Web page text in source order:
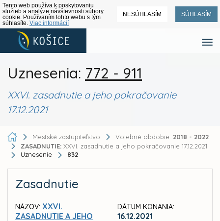
Tento web používa k poskytovaniu
služieb a analýze návštevnosti súbory
cookie. Používaním tohto webu s tým
súhlasíte. Viac informácií
NESÚHLASÍM SÚHLASÍM
Uznesenia: 772 - 911
XXVI. zasadnutie a jeho pokračovanie
17.12.2021
Mestské zastupiteľstvo Volebné obdobie: 2018 - 2022
ZASADNUTIE: XXVI. zasadnutie a jeho pokračovanie 17.12.2021
Uznesenie
832
Zasadnutie
NÁZOV: XXVI.
ZASADNUTIE A JEHO
DÁTUM KONANIA:
16.12.2021